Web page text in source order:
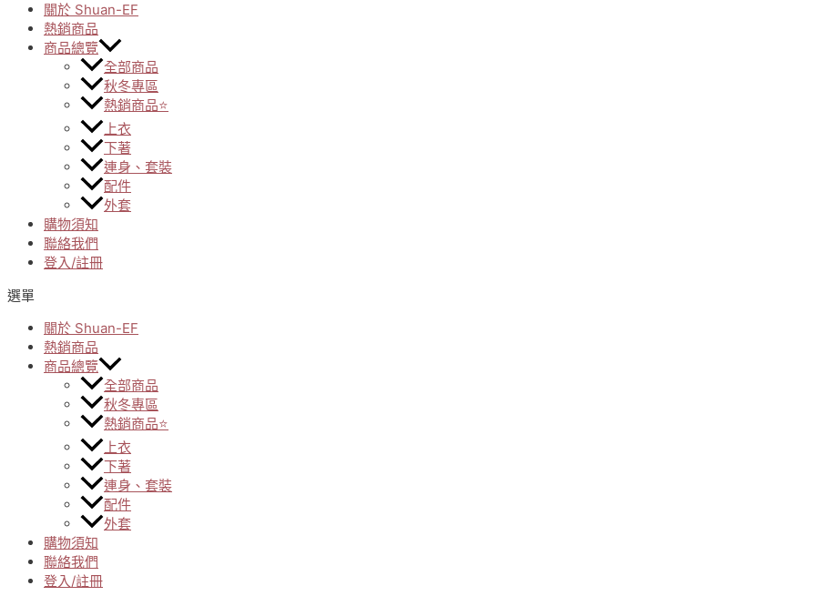
關於 Shuan-EF
熱銷商品
商品總覽
全部商品
秋冬專區
熱銷商品⭐
上衣
下著
連身、套裝
配件
外套
購物須知
聯絡我們
登入/註冊
選單
關於 Shuan-EF
熱銷商品
商品總覽
全部商品
秋冬專區
熱銷商品⭐
上衣
下著
連身、套裝
配件
外套
購物須知
聯絡我們
登入/註冊